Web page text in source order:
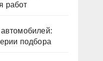
работ
подбора